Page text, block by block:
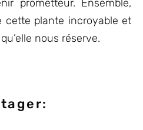
prometteur. Ensemble,
cette plante incroyable et
nous réserve.